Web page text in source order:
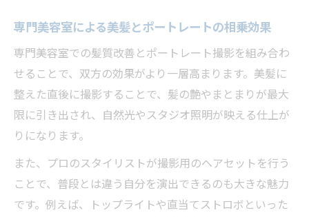
専門美容室による美髪とポートレートの相乗効果
専門美容室での髪質改善とポートレート撮影を組み合わ
せることで、双方の効果がより一層高まります。美髪に
整えた直後に撮影することで、髪の艶やまとまりが最大
限に引き出され、自然光やスタジオ照明が映える仕上が
りになります。
また、プロのスタイリストが撮影用のヘアセットを行う
ことで、普段とは違う自分を演出できるのも大きな魅力
です。例えば、トップライトや直当てストロボといった